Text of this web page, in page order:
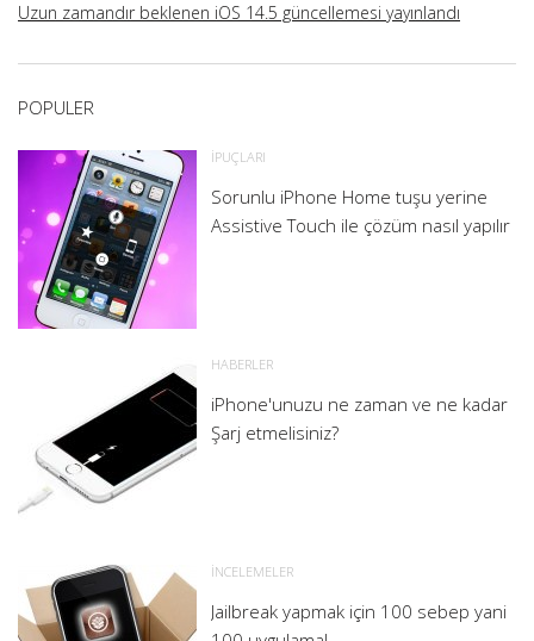
Uzun zamandır beklenen iOS 14.5 güncellemesi yayınlandı
POPULER
İPUÇLARI
Sorunlu iPhone Home tuşu yerine
Assistive Touch ile çözüm nasıl yapılır
HABERLER
iPhone'unuzu ne zaman ve ne kadar
Şarj etmelisiniz?
İNCELEMELER
Jailbreak yapmak için 100 sebep yani